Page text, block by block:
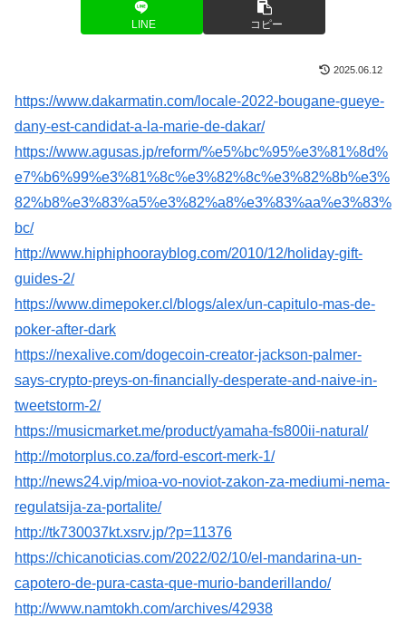
LINE コピー
2025.06.12
https://www.dakarmatin.com/locale-2022-bougane-gueye-
dany-est-candidat-a-la-marie-de-dakar/
https://www.agusas.jp/reform/%e5%bc%95%e3%81%8d%
e7%b6%99%e3%81%8c%e3%82%8c%e3%82%8b%e3%
82%b8%e3%83%a5%e3%82%a8%e3%83%aa%e3%83%
bc/
http://www.hiphiphoorayblog.com/2010/12/holiday-gift-
guides-2/
https://www.dimepoker.cl/blogs/alex/un-capitulo-mas-de-
poker-after-dark
https://nexalive.com/dogecoin-creator-jackson-palmer-
says-crypto-preys-on-financially-desperate-and-naive-in-
tweetstorm-2/
https://musicmarket.me/product/yamaha-fs800ii-natural/
http://motorplus.co.za/ford-escort-merk-1/
http://news24.vip/mioa-vo-noviot-zakon-za-mediumi-nema-
regulatsija-za-portalite/
http://tk730037kt.xsrv.jp/?p=11376
https://chicanoticias.com/2022/02/10/el-mandarina-un-
capotero-de-pura-casta-que-murio-banderillando/
http://www.namtokh.com/archives/42938